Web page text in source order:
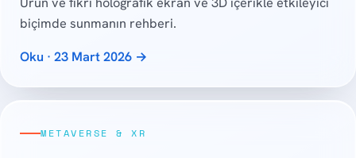
biçimde sunmanın rehberi.
Oku · 23 Mart 2026 →
METAVERSE & XR